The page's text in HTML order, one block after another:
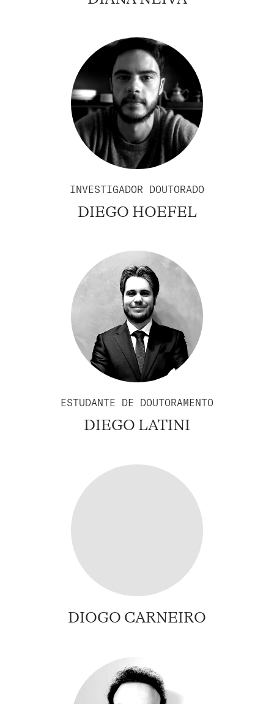
INVESTIGADOR DOUTORADO
DIEGO HOEFEL
ESTUDANTE DE DOUTORAMENTO
DIEGO LATINI
DIOGO CARNEIRO